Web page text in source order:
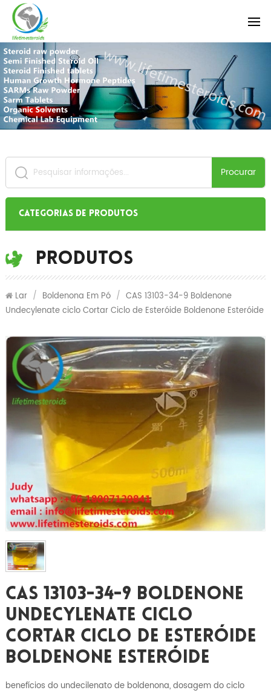
Procurar
Categorias de produtos
Produtos
Lar / Boldenona Em Pó / CAS 13103-34-9 Boldenone
Undecylenate ciclo Cortar Ciclo de Esteróide Boldenone Esteróide
CAS 13103-34-9 Boldenone
Undecylenate Ciclo
Cortar Ciclo De Esteróide
Boldenone Esteróide
benefícios do undecilenato de boldenona, dosagem do ciclo